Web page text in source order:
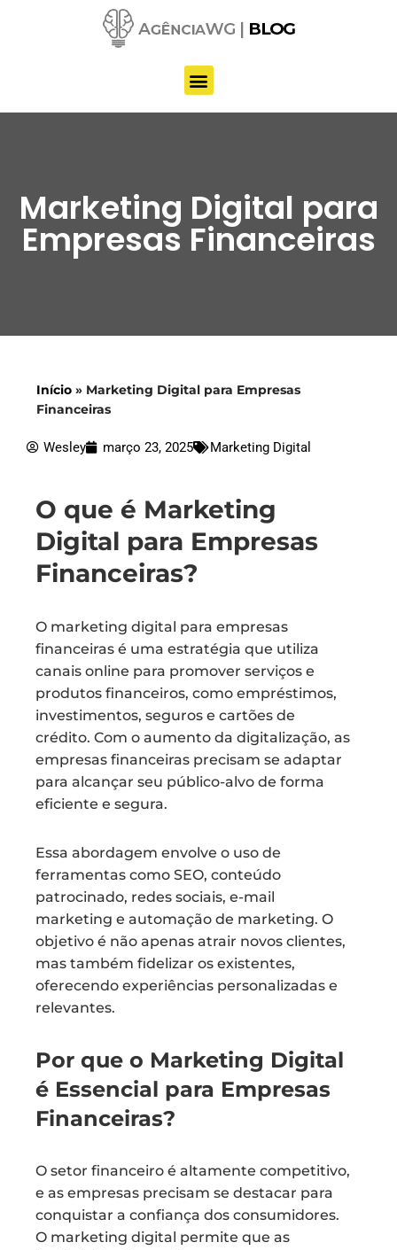
conteúdo
Marketing Digital para
Empresas Financeiras
Início » Marketing Digital para Empresas
Financeiras
Wesley março 23, 2025 Marketing Digital
O que é Marketing
Digital para Empresas
Financeiras?
O marketing digital para empresas
financeiras é uma estratégia que utiliza
canais online para promover serviços e
produtos financeiros, como empréstimos,
investimentos, seguros e cartões de
crédito. Com o aumento da digitalização, as
empresas financeiras precisam se adaptar
para alcançar seu público-alvo de forma
eficiente e segura.
Essa abordagem envolve o uso de
ferramentas como SEO, conteúdo
patrocinado, redes sociais, e-mail
marketing e automação de marketing. O
objetivo é não apenas atrair novos clientes,
mas também fidelizar os existentes,
oferecendo experiências personalizadas e
relevantes.
Por que o Marketing Digital
é Essencial para Empresas
Financeiras?
O setor financeiro é altamente competitivo,
e as empresas precisam se destacar para
conquistar a confiança dos consumidores.
O marketing digital permite que as